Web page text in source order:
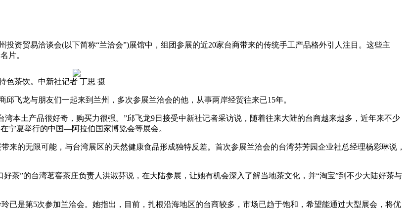
资贸易洽谈会(以下简称“兰洽会”)展馆中，组团参展的近20家台商带来的传统手工产品格外引人注目。这些主
片。
色茶饮。中新社记者 丁思 摄
龙与朋友们一起来到兰州，多次参展兰洽会的他，从事两岸经贸往来已15年。
土产品很好奇，购买力很强。”邱飞龙9日接受中新社记者采访说，随着往来大陆的台商越来越多，近年来不少
宁夏举行的中国—阿拉伯国家博览会等展会。
的无限可能，与台湾展区的天然健康食品形成独特反差。首次参展兰洽会的台湾芬芳园企业社总经理杨彩琳说，
”的台湾茗窖茶庄负责人洪淑芬说，在大陆参展，让她有机会深入了解当地茶文化，并“淘宝”到不少大陆好茶与
是第5次参加兰洽会。她指出，目前，扎根沿海地区的台商较多，市场已趋于饱和，希望能通过大型展会，将优